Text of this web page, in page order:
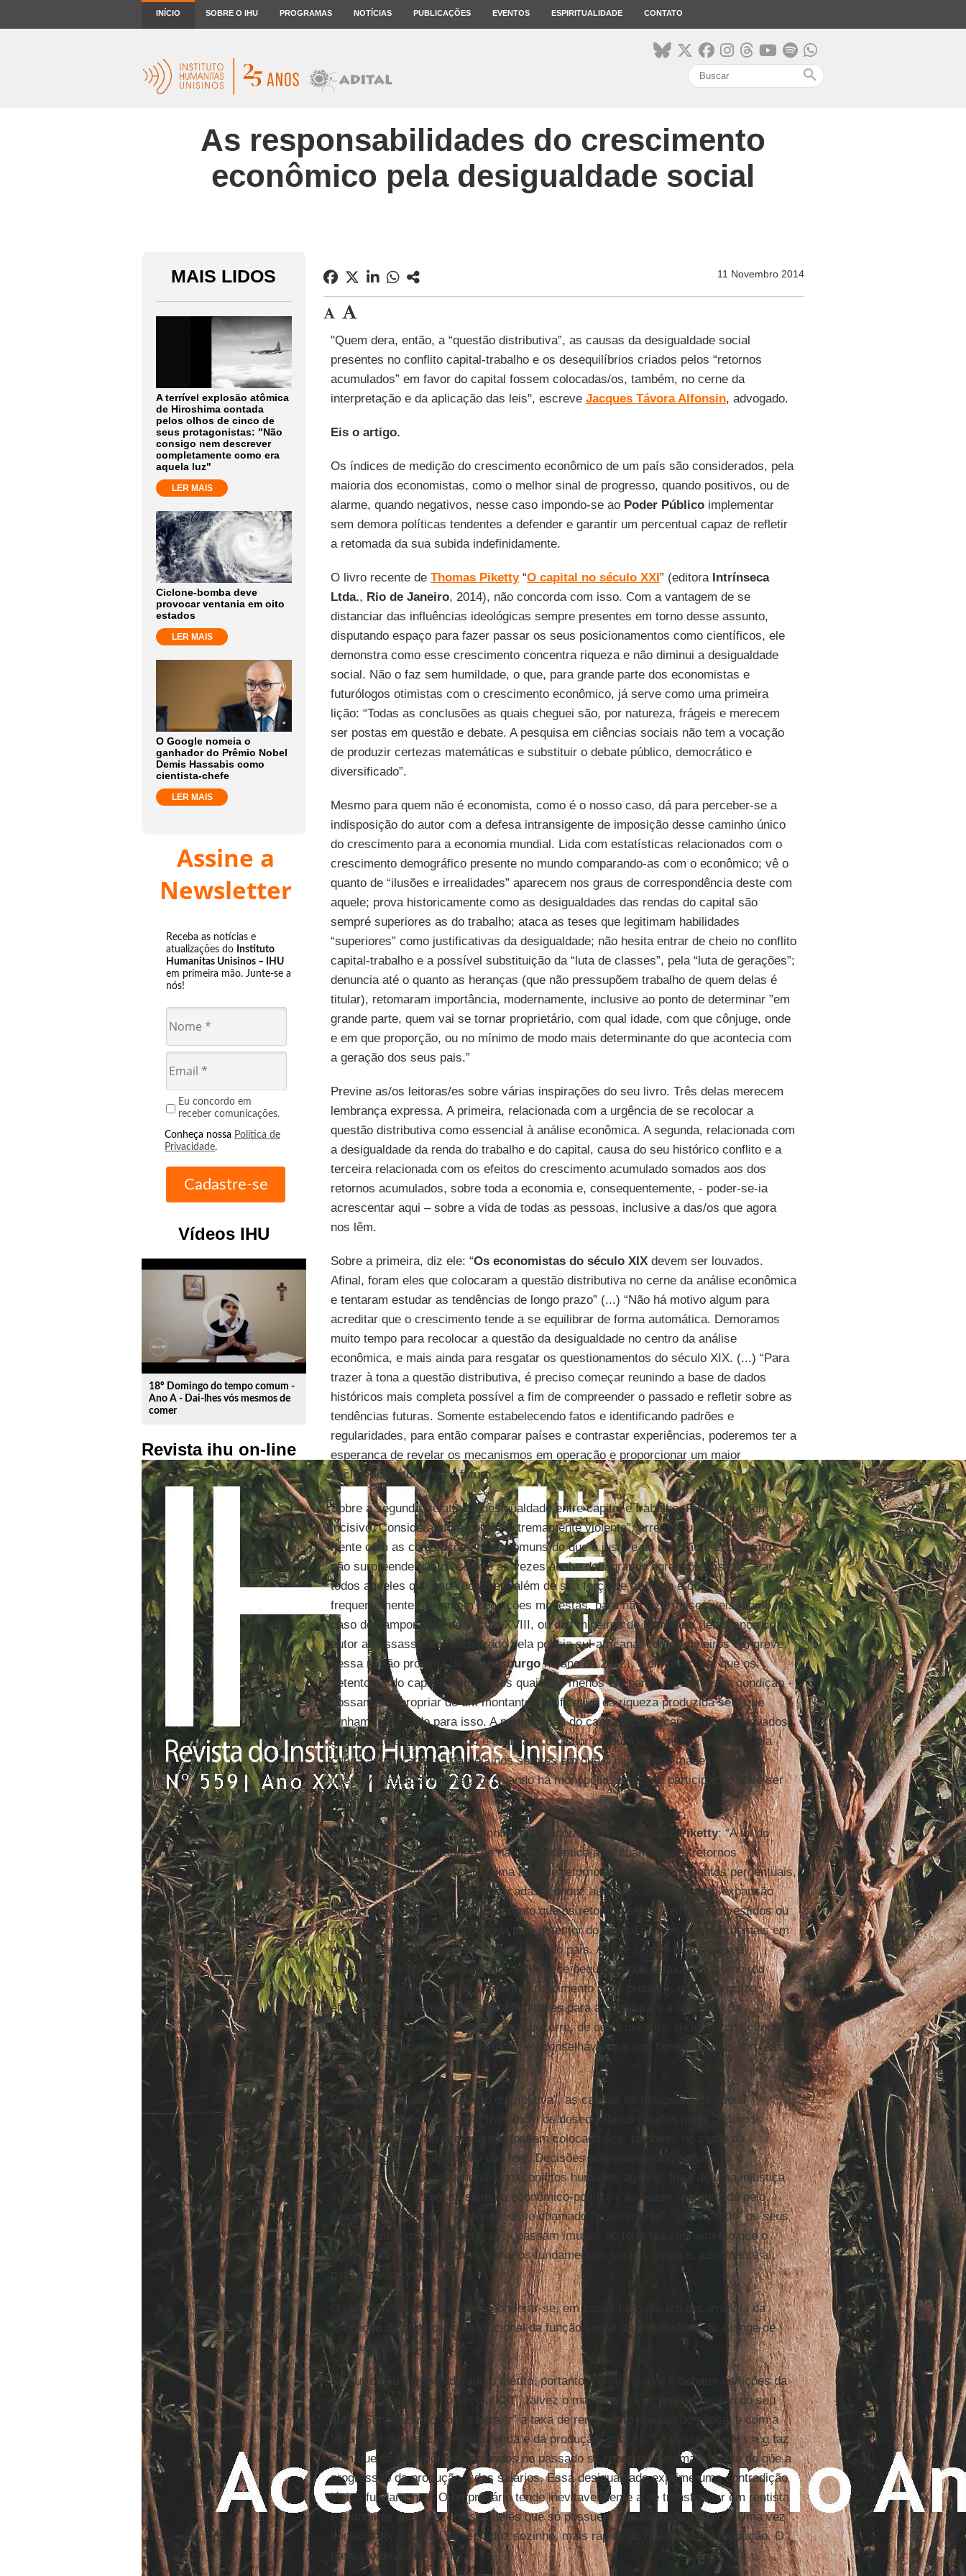
INÍCIO SOBRE O IHU PROGRAMAS NOTÍCIAS PUBLICAÇÕES EVENTOS ESPIRITUALIDADE CONTATO
search
As responsabilidades do crescimento
econômico pela desigualdade social
MAIS LIDOS
A terrível explosão atômica
de Hiroshima contada
pelos olhos de cinco de
seus protagonistas: "Não
consigo nem descrever
completamente como era
aquela luz"
LER MAIS
Ciclone-bomba deve
provocar ventania em oito
estados
LER MAIS
O Google nomeia o
ganhador do Prêmio Nobel
Demis Hassabis como
cientista-chefe
LER MAIS
Assine a
Newsletter
Receba as notícias e
atualizações do Instituto
Humanitas Unisinos – IHU
em primeira mão. Junte-se a
nós!
Eu concordo em
receber comunicações.
Conheça nossa Política de
Privacidade.
Vídeos IHU
play_circle_outline
18º Domingo do tempo comum -
Ano A - Dai-lhes vós mesmos de
comer
Revista ihu on-line
11 Novembro 2014
"Quem dera, então, a “questão distributiva”, as causas da desigualdade social
presentes no conflito capital-trabalho e os desequilíbrios criados pelos “retornos
acumulados” em favor do capital fossem colocadas/os, também, no cerne da
interpretação e da aplicação das leis", escreve Jacques Távora Alfonsin, advogado.
Eis o artigo.
Os índices de medição do crescimento econômico de um país são considerados, pela
maioria dos economistas, como o melhor sinal de progresso, quando positivos, ou de
alarme, quando negativos, nesse caso impondo-se ao Poder Públicoimplementar
sem demora políticas tendentes a defender e garantir um percentual capaz de refletir
a retomada da sua subida indefinidamente.
O livro recente de Thomas Piketty“O capital no século XXI” (editora Intrínseca
Ltda., Rio de Janeiro, 2014), não concorda com isso. Com a vantagem de se
distanciar das influências ideológicas sempre presentes em torno desse assunto,
disputando espaço para fazer passar os seus posicionamentos como científicos, ele
demonstra como esse crescimento concentra riqueza e não diminui a desigualdade
social. Não o faz sem humildade, o que, para grande parte dos economistas e
futurólogos otimistas com o crescimento econômico, já serve como uma primeira
lição: “Todas as conclusões as quais cheguei são, por natureza, frágeis e merecem
ser postas em questão e debate. A pesquisa em ciências sociais não tem a vocação
de produzir certezas matemáticas e substituir o debate público, democrático e
diversificado”.
Mesmo para quem não é economista, como é o nosso caso, dá para perceber-se a
indisposição do autor com a defesa intransigente de imposição desse caminho único
do crescimento para a economia mundial. Lida com estatísticas relacionados com o
crescimento demográfico presente no mundo comparando-as com o econômico; vê o
quanto de “ilusões e irrealidades” aparecem nos graus de correspondência deste com
aquele; prova historicamente como as desigualdades das rendas do capital são
sempré superiores as do trabalho; ataca as teses que legitimam habilidades
“superiores” como justificativas da desigualdade; não hesita entrar de cheio no conflito
capital-trabalho e a possível substituição da “luta de classes”, pela “luta de gerações”;
denuncia até o quanto as heranças (que não pressupõem trabalho de quem delas é
titular), retomaram importância, modernamente, inclusive ao ponto de determinar ”em
grande parte, quem vai se tornar proprietário, com qual idade, com que cônjuge, onde
e em que proporção, ou no mínimo de modo mais determinante do que acontecia com
a geração dos seus pais.”
Previne as/os leitoras/es sobre várias inspirações do seu livro. Três delas merecem
lembrança expressa. A primeira, relacionada com a urgência de se recolocar a
questão distributiva como essencial à análise econômica. A segunda, relacionada com
a desigualdade da renda do trabalho e do capital, causa do seu histórico conflito e a
terceira relacionada com os efeitos do crescimento acumulado somados aos dos
retornos acumulados, sobre toda a economia e, consequentemente, - poder-se-ia
acrescentar aqui – sobre a vida de todas as pessoas, inclusive a das/os que agora
nos lêm.
Sobre a primeira, diz ele: “Os economistas do século XIXdevem ser louvados.
Afinal, foram eles que colocaram a questão distributiva no cerne da análise econômica
e tentaram estudar as tendências de longo prazo” (...) “Não há motivo algum para
acreditar que o crescimento tende a se equilibrar de forma automática. Demoramos
muito tempo para recolocar a questão da desigualdade no centro da análise
econômica, e mais ainda para resgatar os questionamentos do século XIX. (...) “Para
trazer à tona a questão distributiva, é preciso começar reunindo a base de dados
históricos mais completa possível a fim de compreender o passado e refletir sobre as
tendências futuras. Somente estabelecendo fatos e identificando padrões e
regularidades, para então comparar países e contrastar experiências, poderemos ter a
esperança de revelar os mecanismos em operação e proporcionar um maior
esclarecimento sobre o futuro.”
Sobre a segunda, relativa à desigualdade entre capital e trabalho,Pikettyfoi bem
incisivo. Considerando-a como “extremamente violenta”, arrematou: “Ela bate de
frente com as concepções mais comuns do que é justo e do que não é e, portanto,
não surpreende que o assunto às vezes acabe deflagrando agressões físicas. Para
todos aqueles que nada possuem além de sua força de trabalho e que,
frequentemente, vivem em condições modestas, para não dizer miseráveis, como no
caso do camponeses do século XVIII, ou dos mineiros deMarikana(lembrança do
autor ao assassinato, perpetrado pela polícia sul-africana, contra mineiros em greve,
nessa região próxima de
Joanesburgono ano de 2012), é difícil aceitar que os
detentores do capital - alguns dos quais, ao menos em parte, herdam essa condição -
possam se apropriar de um montante significativo da riqueza produzida sem que
tenham trabalhado para isso. A participação do capital pode alcançar níveis elevados:
geralmente entre um quarto e a metade do valor produzido. Contudo, as vezes ela
chega a superar essa parcela nos setores em que o utilizam de maneira mais
intensiva, como a mineração. Quando há monopólios locais, a participação pode ser
ainda maior”.
Sobre a terceira das muitas fontes inspiradoras do seu livro, dizPiketty: “A lei do
“crescimento acumulado” é de natureza idêntica à lei chamada de “retornos
acumulados”, segundo a qual uma taxa de retorno anual de alguns pontos percentuais,
acumulada ao longo de várias décadas, conduz automaticamente a uma expansão
muito forte do capital inicial - contanto que os retornos sejam sempre reinvestidos ou
ao menos que a parte consumida pelo detentor do capital não seja grande demais em
comparação com a taxa de crescimento do país. A tese central desse livro é
precisamente que uma diferença que parece pequena entre a taxa de retorno (ou
remuneração) do capital e a taxa de crescimento pode produzir, no longo prazo,
efeitos muito potentes e desestabilizadores para a estrutura e a dinâmica da
desigualdade numa sociedade. Tudo decorre, de certa maneira, da lei do crescimento
e do retorno acumulado e, portanto, é aconselhável que nos familiarizemos com essas
noções.”
Quem dera, então, a “questão distributiva”, as causas da desigualdade social
presentes no conflito capital-trabalho e os desequilíbrios criados pelos “retornos
acumulados” em favor do capital fossem colocadas/os, também, no cerne da
interpretação e da aplicação das leis. Decisões administrativas, sentenças e
acórdãos, lidando diariamente com conflitos humanos agudos, fruto de uma injustiça
social inerente ao nosso sistema econômico-político - as vezes reproduzida pelo
empenho do capital em defender esse chamado “crescimento”, “justificando” os seus
abusos em nome do “progresso” - passam imunes ao forte questionamento que o
respeito devido aos direitos humanos fundamentais sociais oferece, justamente aí,
para fazer-se valer.
O que deveria ser obrigatório ponderar-se, em casos tais, até em decorrência da
aplicação do princípio constitucional da função social da propriedade, fica longe de
qualquer cogitação.
Se outro não for considerado o mérito, portanto, de se estudar e debater as lições da
obra “O capitalismo no século XXI”, talvez o maior esteja no próprio escrito do seu
autor. Simbolizando com a letra “r” a taxa de rendimento privado do capital e com a
letra “g” a do crescimento da renda e da produção, conclui: “ A desigualdade r > g faz
com que os patrimônios originados no passado se recapitalizem mais rápido do que a
progressão da produção e dos salários. Essa desigualdade exprime uma contradição
lógica fundamental. O empresário tende inevitavelmente a se transformar em rentista
e a dominar cada vez mais aqueles que só possuem sua força de trabalho. Uma vez
constituído, o capital se reproduz sozinho, mais rápido do que cresce a produção. O
passado devora o futuro.”